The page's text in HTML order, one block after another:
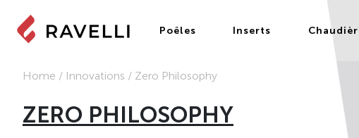
Poêles Inserts
Home / Innovations / Zero Philosophy
ZERO PHILOSOPHY